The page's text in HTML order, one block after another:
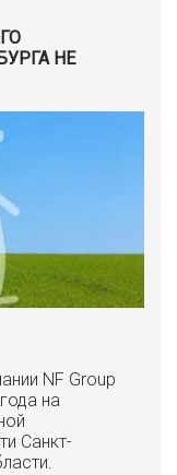
НЕ
NF Group
на
Санкт-